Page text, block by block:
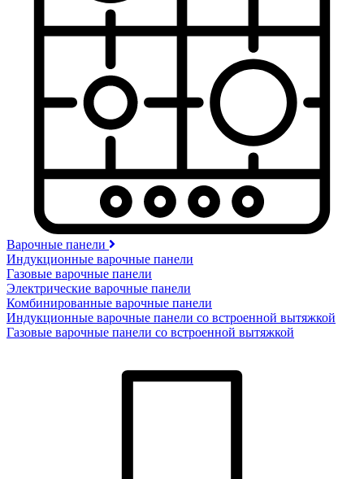
Варочные панели
Индукционные варочные панели
Газовые варочные панели
Электрические варочные панели
Комбинированные варочные панели
Индукционные варочные панели со встроенной вытяжкой
Газовые варочные панели со встроенной вытяжкой